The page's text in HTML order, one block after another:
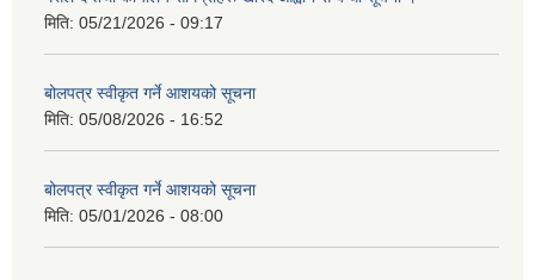
मिति: 05/21/2026 - 09:17
बोलपत्र स्वीकृत गर्ने आशयको सूचना
मिति: 05/08/2026 - 16:52
बोलपत्र स्वीकृत गर्ने आशयको सूचना
मिति: 05/01/2026 - 08:00